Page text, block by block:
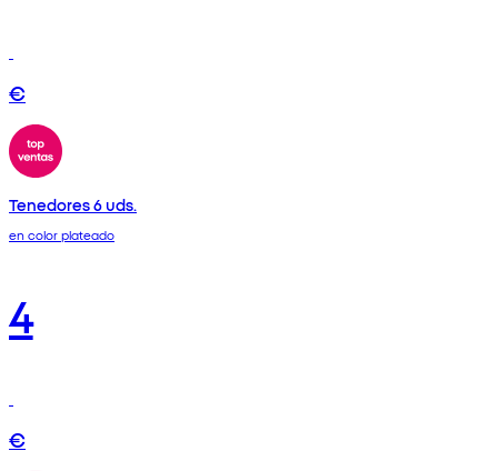
€
Tenedores 6 uds.
en color plateado
4
€